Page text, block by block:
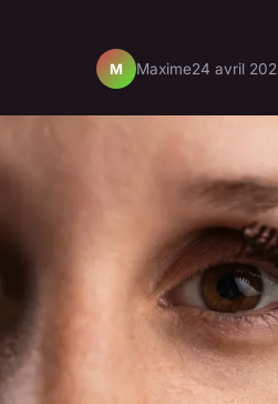
M Maxime24 avril